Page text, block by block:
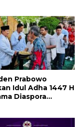
Prabowo
Idul Adha 1447 H
Diaspora